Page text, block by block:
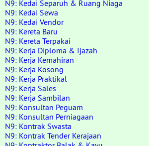
N9: Kedai Separuh & Ruang Niaga
N9: Kedai Sewa
N9: Kedai Vendor
N9: Kereta Baru
N9: Kereta Terpakai
N9: Kerja Diploma & Ijazah
N9: Kerja Kemahiran
N9: Kerja Kosong
N9: Kerja Praktikal
N9: Kerja Sales
N9: Kerja Sambilan
N9: Konsultan Peguam
N9: Konsultan Perniagaan
N9: Kontrak Swasta
N9: Kontrak Tender Kerajaan